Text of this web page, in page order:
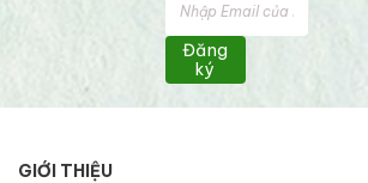
Đăng
ký
GIỚI THIỆU